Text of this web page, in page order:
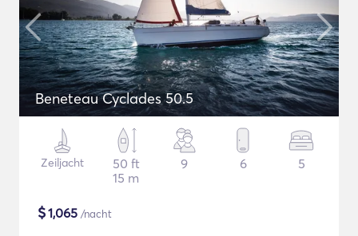
Beneteau Cyclades 50.5
Zeiljacht
50 ft
15 m
9 6 5
$1,065 /nacht